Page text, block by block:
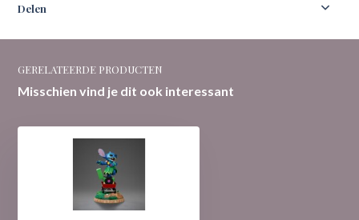
Delen
GERELATEERDE PRODUCTEN
Misschien vind je dit ook interessant